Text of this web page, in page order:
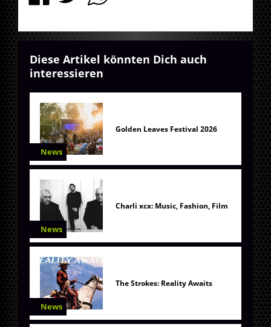
Diese Artikel könnten Dich auch
interessieren
News
Golden Leaves Festival 2026
News
Charli xcx: Music, Fashion, Film
News
The Strokes: Reality Awaits